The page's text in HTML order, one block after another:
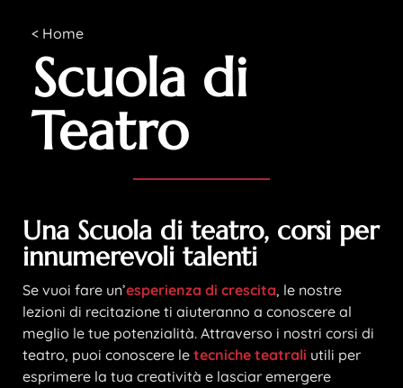
< Home
Scuola di
Teatro
Una Scuola di teatro, corsi per
innumerevoli talenti
Se vuoi fare un’esperienza di crescita, le nostre
lezioni di recitazione ti aiuteranno a conoscere al
meglio le tue potenzialità. Attraverso i nostri corsi di
teatro, puoi conoscere le tecniche teatrali utili per
esprimere la tua creatività e lasciar emergere